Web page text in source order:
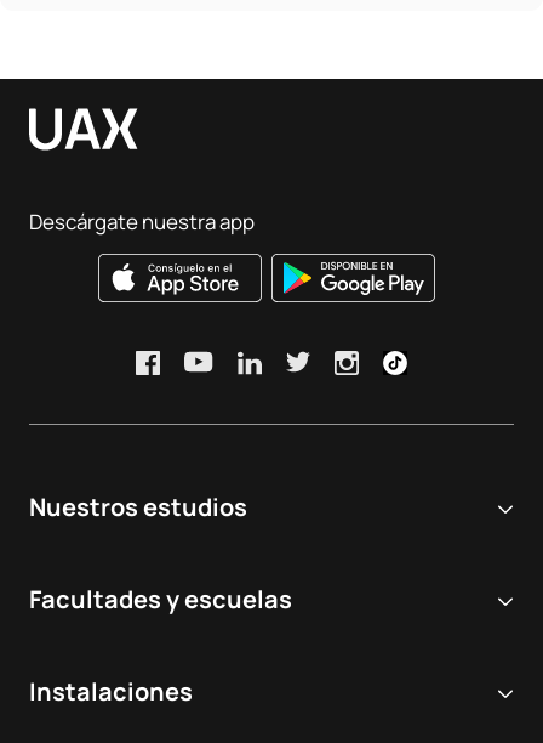
Nuestros estudios
Grados Universitarios
Facultades y escuelas
Odontología
Instalaciones
Descárgate nuestra app